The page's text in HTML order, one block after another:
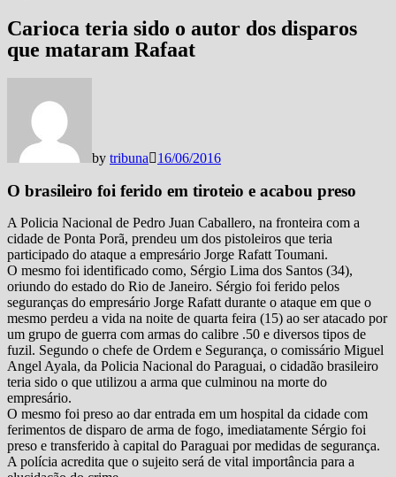
Carioca teria sido o autor dos disparos
que mataram Rafaat
by tribuna 16/06/2016
O brasileiro foi ferido em tiroteio e acabou preso
A Policia Nacional de Pedro Juan Caballero, na fronteira com a
cidade de Ponta Porã, prendeu um dos pistoleiros que teria
participado do ataque a empresário Jorge Rafatt Toumani.
O mesmo foi identificado como, Sérgio Lima dos Santos (34),
oriundo do estado do Rio de Janeiro. Sérgio foi ferido pelos
seguranças do empresário Jorge Rafatt durante o ataque em que o
mesmo perdeu a vida na noite de quarta feira (15) ao ser atacado por
um grupo de guerra com armas do calibre .50 e diversos tipos de
fuzil. Segundo o chefe de Ordem e Segurança, o comissário Miguel
Angel Ayala, da Policia Nacional do Paraguai, o cidadão brasileiro
teria sido o que utilizou a arma que culminou na morte do
empresário.
O mesmo foi preso ao dar entrada em um hospital da cidade com
ferimentos de disparo de arma de fogo, imediatamente Sérgio foi
preso e transferido à capital do Paraguai por medidas de segurança.
A polícia acredita que o sujeito será de vital importância para a